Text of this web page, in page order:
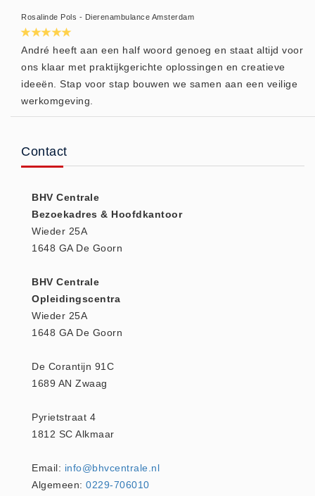
Snelverband (4)
Windsels (5)
Verbandmaterialen - Algemeen
Verbandmaterialen sets
Verbandmaterialen sets (8)
Vluchtladders
Vluchtladders (5)
stop de bloeding (5)
Zorgproducten algemeen
Rosalinde Pols - Dierenambulance Amsterdam
André heeft aan een half woord genoeg en staat altijd voor
ons klaar met praktijkgerichte oplossingen en creatieve
ideeën. Stap voor stap bouwen we samen aan een veilige
werkomgeving.
Contact
BHV Centrale
Bezoekadres & Hoofdkantoor
Wieder 25A
1648 GA De Goorn
BHV Centrale
Opleidingscentra
Wieder 25A
1648 GA De Goorn
De Corantijn 91C
1689 AN Zwaag
Pyrietstraat 4
1812 SC Alkmaar
Email: info@bhvcentrale.nl
Algemeen: 0229-706010